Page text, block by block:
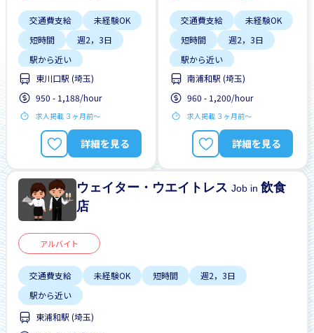
交通費支給
未経験OK
短時間
週2，3日
駅から近い
東川口駅 (埼玉)
950 - 1,188/hour
求人掲載 ３ヶ月前〜
詳細を見る
交通費支給
未経験OK
短時間
週2，3日
駅から近い
南浦和駅 (埼玉)
960 - 1,200/hour
求人掲載 ３ヶ月前〜
詳細を見る
ウェイター・ウエイトレスJob in飲食
店
アルバイト
交通費支給 未経験OK 短時間
週2，3日
駅から近い
東浦和駅 (埼玉)